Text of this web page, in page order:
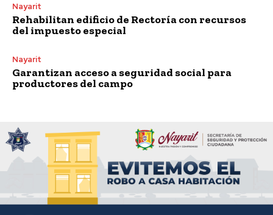
Nayarit
Rehabilitan edificio de Rectoría con recursos
del impuesto especial
Nayarit
Garantizan acceso a seguridad social para
productores del campo